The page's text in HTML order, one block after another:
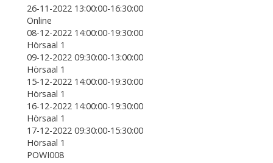
26-11-2022 13:00:00-16:30:00
Online
08-12-2022 14:00:00-19:30:00
Hörsaal 1
09-12-2022 09:30:00-13:00:00
Hörsaal 1
15-12-2022 14:00:00-19:30:00
Hörsaal 1
16-12-2022 14:00:00-19:30:00
Hörsaal 1
17-12-2022 09:30:00-15:30:00
Hörsaal 1
POWI008